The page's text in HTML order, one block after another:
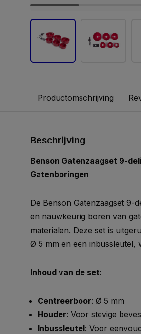
Productomschrijving
Beschrijving
Benson Gatenzaagset 9-
Gatenboringen
De Benson Gatenzaagset 9-
en nauwkeurig boren van
materialen. Deze set is
Ø 5 mm en een inbussleutel,
Inhoud van de set:
Centreerboor: Ø 5 mm
Houder: Voor stevige
Inbussleutel: Voor